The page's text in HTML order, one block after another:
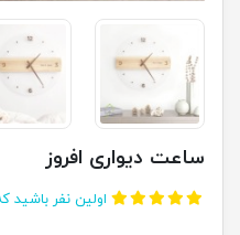
ساعت دیواری افروز
اولین نفر باشید